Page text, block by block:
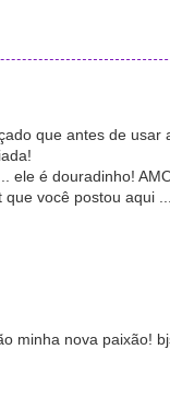
que antes de
ele é douradinho!
você postou aqui
minha nova paixão!